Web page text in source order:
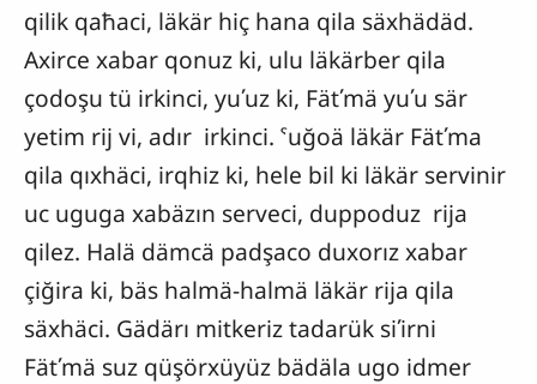
qilik qaħaci, läkär hiç hana qila säxhädäd.
Axirce xabar qonuz ki, ulu läkärber qila
çodoşu tü irkinci, yuʹuz ki, Fätʹmä yuʹu sär
yetim rij vi, adır irkinci. ˁuğoä läkär Fätʹma
qila qıxhäci, irqhiz ki, hele bil ki läkär servinir
uc uguga xabäzın serveci, duppoduz rija
qilez. Halä dämcä padşaco duxorız xabar
çiğira ki, bäs halmä-halmä läkär rija qila
säxhäci. Gädärı mitkeriz tadarük siʹirni
Fätʹmä suz qüşörxüyüz bädäla ugo idmer